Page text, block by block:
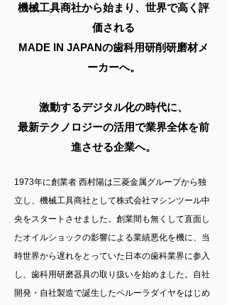
機械工具商社から始まり、世界で高く評
価される
MADE IN JAPANの歯科用研削研磨材メ
ーカーへ。
激動するデジタル化の時代に、
最新テクノロジーの活用で業界全体を前
進させる企業へ。
1973年に創業者 西村陽は三菱金属グループから独
立し、機械工具商社として株式会社マシンツール中
央をスタートさせました。創業間も無くして直面し
たオイルショックの影響による業績悪化を機に、当
時世界から遅れをとっていた日本の歯科業界に参入
し、歯科用研磨器具の取り扱いを始めました。自社
開発・自社製造で誕生したペルーラダイヤをはじめ